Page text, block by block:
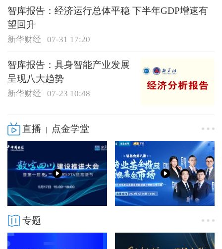
智库报告：经济运行总体平稳 下半年GDP增速有
望回升
新华财经 07-31 17:20
智库报告：具身智能产业发展
呈现八大趋势
新华财经 07-23 10:48
直播 点金学堂
专题